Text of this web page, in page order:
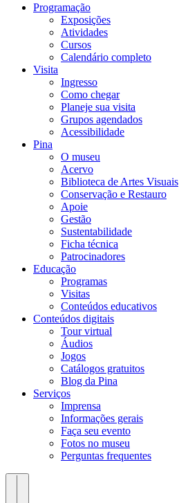
Programação
Exposições
Atividades
Cursos
Calendário completo
Visita
Ingresso
Como chegar
Planeje sua visita
Grupos agendados
Acessibilidade
Pina
O museu
Acervo
Biblioteca de Artes Visuais
Conservação e Restauro
Apoie
Gestão
Sustentabilidade
Ficha técnica
Patrocinadores
Educação
Programas
Visitas
Conteúdos educativos​
Conteúdos digitais
Tour virtual
Áudios
Jogos
Catálogos gratuitos
Blog da Pina
Serviços
Imprensa
Informações gerais
Faça seu evento
Fotos no museu
Perguntas frequentes